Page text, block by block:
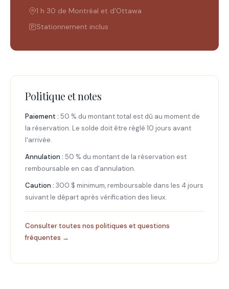
1 h 30 de Montréal et d'Ottawa
Stationnement inclus
Politique et notes
Paiement : 50 % du montant total est dû au moment de
la réservation. Le solde doit être réglé 10 jours avant
l'arrivée.
Annulation : 50 % du montant de la réservation est
remboursable en cas d'annulation.
Caution : 300 $ minimum, remboursable dans les 4 jours
suivant le départ après vérification des lieux.
Consulter toutes nos politiques et questions
fréquentes →